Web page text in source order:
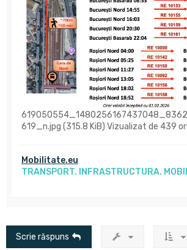
619_n.jpg (315.8 KiB) Vizualizat de 439 ori
Mobilitate.eu
TRANSPORT. INFRASTRUCTURA.
Scrie răspuns